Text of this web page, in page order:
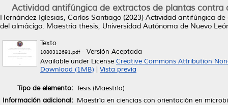
Actividad antifúngica de extractos de plantas
Hernández Iglesias, Carlos Santiago (2023) Actividad antifúngica
del almácigo. Maestría thesis, Universidad Autónoma de Nuevo
Texto
1080312691.pdf- Versión Aceptada
Available under License Creative Commons Attribution
Download (1MB)
Vista previa
Tipo de elemento: Tesis (Maestría)
Información adicional: Maestría en ciencias con orientación en